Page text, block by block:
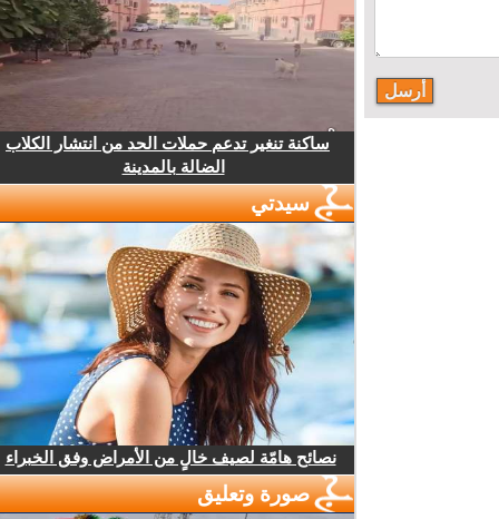
ساكنة تنغير تدعم حملات الحد من انتشار الكلاب
الضالة بالمدينة
سيدتي
نصائح هامّة لصيف خالٍ من الأمراض وفق الخبراء
صورة وتعليق